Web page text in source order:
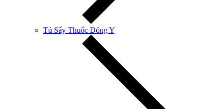
Tủ Sấy Thuốc Đông Y